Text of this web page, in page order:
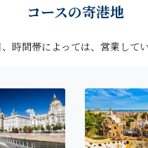
コースの寄港地
時間帯によっては、営業して